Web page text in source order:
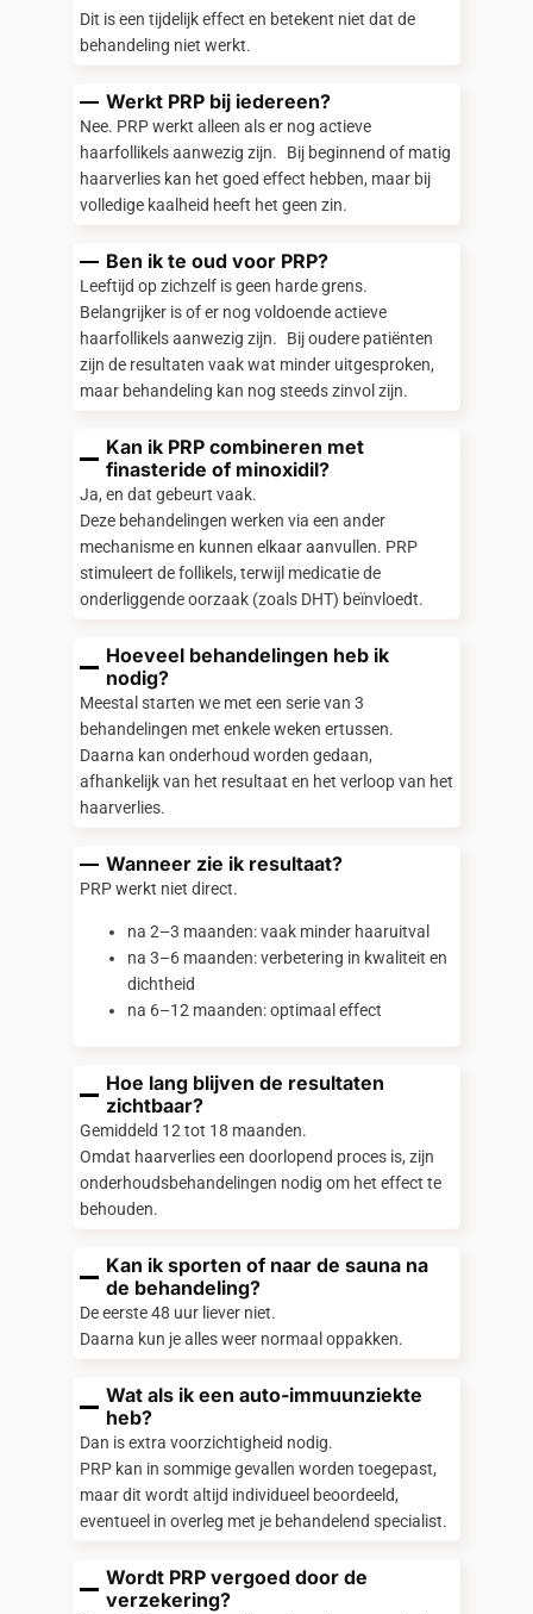
Dit is een tijdelijk effect en betekent niet dat de
behandeling niet werkt.
Werkt PRP bij iedereen?
Nee. PRP werkt alleen als er nog actieve
haarfollikels aanwezig zijn. Bij beginnend of matig
haarverlies kan het goed effect hebben, maar bij
volledige kaalheid heeft het geen zin.
Ben ik te oud voor PRP?
Leeftijd op zichzelf is geen harde grens.
Belangrijker is of er nog voldoende actieve
haarfollikels aanwezig zijn. Bij oudere patiënten
zijn de resultaten vaak wat minder uitgesproken,
maar behandeling kan nog steeds zinvol zijn.
Kan ik PRP combineren met
finasteride of minoxidil?
Ja, en dat gebeurt vaak.
Deze behandelingen werken via een ander
mechanisme en kunnen elkaar aanvullen. PRP
stimuleert de follikels, terwijl medicatie de
onderliggende oorzaak (zoals DHT) beïnvloedt.
Hoeveel behandelingen heb ik
nodig?
Meestal starten we met een serie van 3
behandelingen met enkele weken ertussen.
Daarna kan onderhoud worden gedaan,
afhankelijk van het resultaat en het verloop van het
haarverlies.
Wanneer zie ik resultaat?
PRP werkt niet direct.
na 2–3 maanden: vaak minder haaruitval
na 3–6 maanden: verbetering in kwaliteit en
dichtheid
na 6–12 maanden: optimaal effect
Hoe lang blijven de resultaten
zichtbaar?
Gemiddeld 12 tot 18 maanden.
Omdat haarverlies een doorlopend proces is, zijn
onderhoudsbehandelingen nodig om het effect te
behouden.
Kan ik sporten of naar de sauna na
de behandeling?
De eerste 48 uur liever niet.
Daarna kun je alles weer normaal oppakken.
Wat als ik een auto-immuunziekte
heb?
Dan is extra voorzichtigheid nodig.
PRP kan in sommige gevallen worden toegepast,
maar dit wordt altijd individueel beoordeeld,
eventueel in overleg met je behandelend specialist.
Wordt PRP vergoed door de
verzekering?